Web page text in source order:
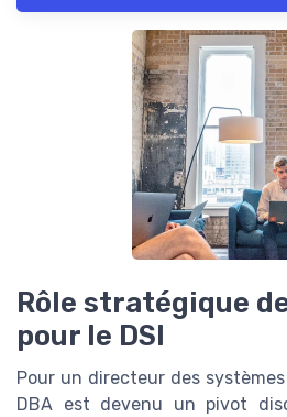
Rôle stratégique
pour le DSI
Pour un directeur des
DBA est devenu un pivot